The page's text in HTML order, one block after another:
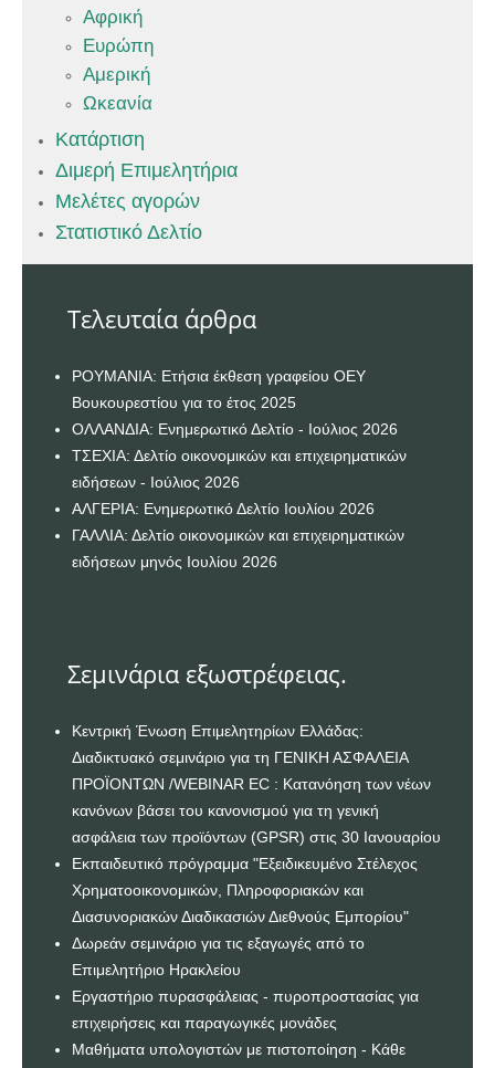
Αφρική
Ευρώπη
Αμερική
Ωκεανία
Κατάρτιση
Διμερή Επιμελητήρια
Μελέτες αγορών
Στατιστικό Δελτίο
Τελευταία άρθρα
ΡΟΥΜΑΝΙΑ: Ετήσια έκθεση γραφείου ΟΕΥ
Βουκουρεστίου για το έτος 2025
ΟΛΛΑΝΔΙΑ: Ενημερωτικό Δελτίο - Ιούλιος 2026
ΤΣΕΧΙΑ: Δελτίο οικονομικών και επιχειρηματικών
ειδήσεων - Ιούλιος 2026
ΑΛΓΕΡΙΑ: Ενημερωτικό Δελτίο Ιουλίου 2026
ΓΑΛΛΙΑ: Δελτίο οικονομικών και επιχειρηματικών
ειδήσεων μηνός Ιουλίου 2026
Σεμινάρια εξωστρέφειας.
Κεντρική Ένωση Επιμελητηρίων Ελλάδας:
Διαδικτυακό σεμινάριο για τη ΓΕΝΙΚΗ ΑΣΦΑΛΕΙΑ
ΠΡΟΪΟΝΤΩΝ /WEBINAR EC : Κατανόηση των νέων
κανόνων βάσει του κανονισμού για τη γενική
ασφάλεια των προϊόντων (GPSR) στις 30 Ιανουαρίου
Εκπαιδευτικό πρόγραμμα "Εξειδικευμένο Στέλεχος
Χρηματοοικονομικών, Πληροφοριακών και
Διασυνοριακών Διαδικασιών Διεθνούς Εμπορίου"
Δωρεάν σεμινάριο για τις εξαγωγές από το
Επιμελητήριο Ηρακλείου
Εργαστήριο πυρασφάλειας - πυροπροστασίας για
επιχειρήσεις και παραγωγικές μονάδες
Μαθήματα υπολογιστών με πιστοποίηση - Κάθε